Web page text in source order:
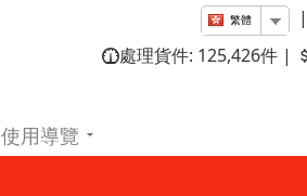
繁體 |
處理貨件: 125,426件 |
使用導覽